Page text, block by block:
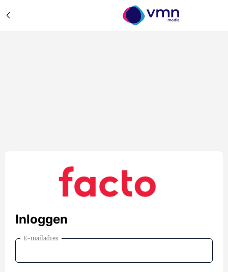
Inloggen
E-mailadres